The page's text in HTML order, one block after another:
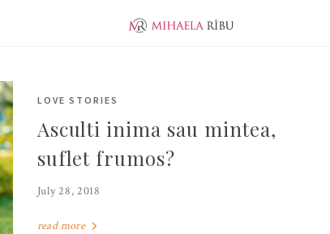
EVOLUTION JUNIOR PUBLISHER
LOVE STORIES
Asculti inima sau mintea,
suflet frumos?
July 28, 2018
read more